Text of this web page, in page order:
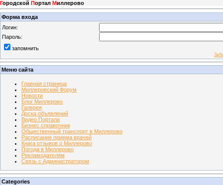
Городской Портал Миллерово
Форма входа
Логин:
Пароль:
запомнить
Меню сайта
Главная страница
Миллеровский Форум
Новости
Блог Миллерово
Галерея
Доска объявлений
Видео Портала
Бизнес справочник
Общественный транспорт в Миллерово
Расписание приема врачей
Книга отзывов о Миллерово
Погода в Миллерово
Рекламодателям
Связь с Администратором
Categories